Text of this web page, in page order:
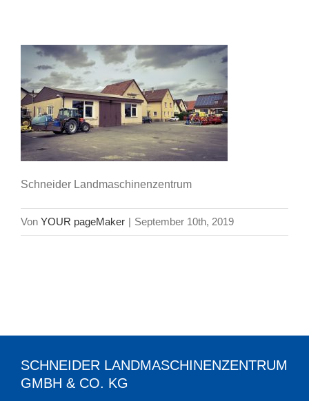
Schneider Landmaschinenzentrum
Von YOUR pageMaker | September 10th, 2019
SCHNEIDER LANDMASCHINENZENTRUM
GMBH & CO. KG